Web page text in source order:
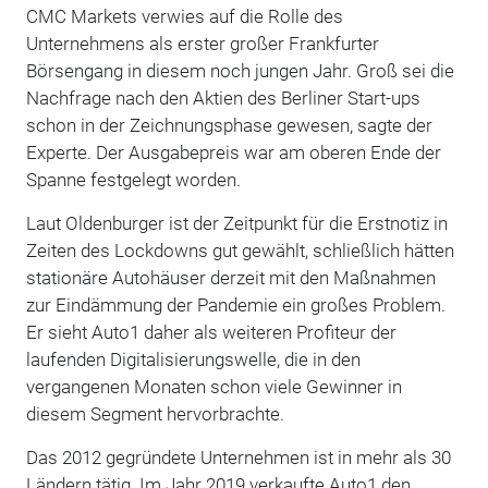
CMC Markets verwies auf die Rolle des
Unternehmens als erster großer Frankfurter
Börsengang in diesem noch jungen Jahr. Groß sei die
Nachfrage nach den Aktien des Berliner Start-ups
schon in der Zeichnungsphase gewesen, sagte der
Experte. Der Ausgabepreis war am oberen Ende der
Spanne festgelegt worden.
Laut Oldenburger ist der Zeitpunkt für die Erstnotiz in
Zeiten des Lockdowns gut gewählt, schließlich hätten
stationäre Autohäuser derzeit mit den Maßnahmen
zur Eindämmung der Pandemie ein großes Problem.
Er sieht Auto1 daher als weiteren Profiteur der
laufenden Digitalisierungswelle, die in den
vergangenen Monaten schon viele Gewinner in
diesem Segment hervorbrachte.
Das 2012 gegründete Unternehmen ist in mehr als 30